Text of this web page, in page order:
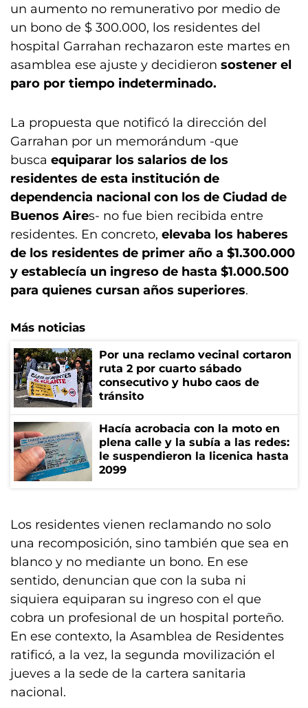
un aumento no remunerativo por medio de
un bono de $ 300.000, los residentes del
hospital Garrahan rechazaron este martes en
asamblea ese ajuste y decidieron sostener el
paro por tiempo indeterminado.
La propuesta que notificó la dirección del
Garrahan por un memorándum -que
busca equiparar los salarios de los
residentes de esta institución de
dependencia nacional con los de Ciudad de
Buenos Aires- no fue bien recibida entre
residentes. En concreto, elevaba los haberes
de los residentes de primer año a $1.300.000
y establecía un ingreso de hasta $1.000.500
para quienes cursan años superiores.
Más noticias
Por una reclamo vecinal cortaron
ruta 2 por cuarto sábado
consecutivo y hubo caos de
tránsito
Hacía acrobacia con la moto en
plena calle y la subía a las redes:
le suspendieron la licenica hasta
2099
Los residentes vienen reclamando no solo
una recomposición, sino también que sea en
blanco y no mediante un bono. En ese
sentido, denuncian que con la suba ni
siquiera equiparan su ingreso con el que
cobra un profesional de un hospital porteño.
En ese contexto, la Asamblea de Residentes
ratificó, a la vez, la segunda movilización el
jueves a la sede de la cartera sanitaria
nacional.